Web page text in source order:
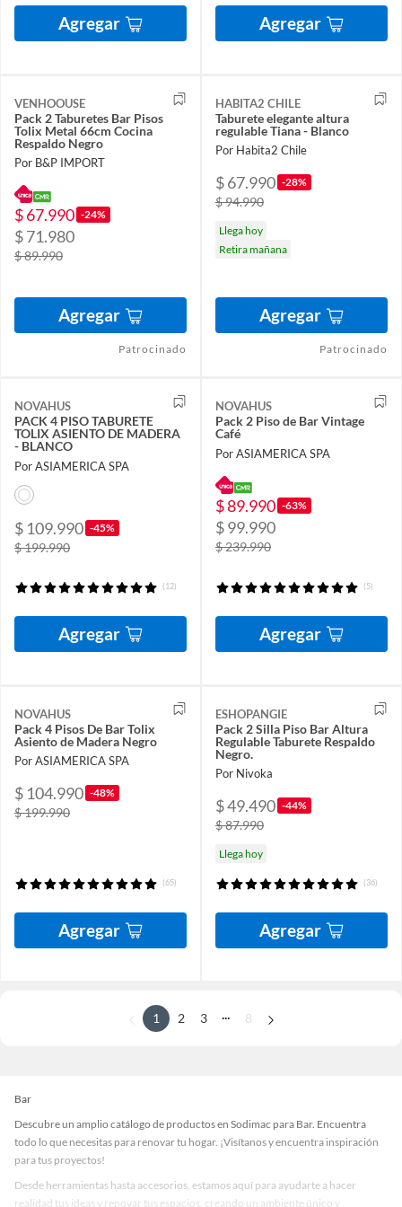
Agregar Agregar
VENHOOUSE
Pack 2 Taburetes Bar Pisos
Tolix Metal 66cm Cocina
Respaldo Negro
Por B&P IMPORT
$ 67.990 -24%
$ 71.980
$ 89.990
Agregar
Patrocinado
HABITA2 CHILE
Taburete elegante altura
regulable Tiana - Blanco
Por Habita2 Chile
$ 67.990 -28%
$ 94.990
Llega hoy
Retira mañana
Agregar
Patrocinado
NOVAHUS
PACK 4 PISO TABURETE
TOLIX ASIENTO DE MADERA
- BLANCO
Por ASIAMERICA SPA
$ 109.990 -45%
$ 199.990
(12)
Agregar
NOVAHUS
Pack 2 Piso de Bar Vintage
Café
Por ASIAMERICA SPA
$ 89.990 -63%
$ 99.990
$ 239.990
(5)
Agregar
NOVAHUS
Pack 4 Pisos De Bar Tolix
Asiento de Madera Negro
Por ASIAMERICA SPA
$ 104.990 -48%
$ 199.990
(65)
Agregar
ESHOPANGIE
Pack 2 Silla Piso Bar Altura
Regulable Taburete Respaldo
Negro.
Por Nivoka
$ 49.490 -44%
$ 87.990
Llega hoy
(36)
Agregar
1 2 3 ... 8
Bar
Descubre un amplio catálogo de productos en Sodimac para Bar. Encuentra
todo lo que necesitas para renovar tu hogar. ¡Visítanos y encuentra inspiración
para tus proyectos!
Desde herramientas hasta accesorios, estamos aquí para ayudarte a hacer
realidad tus ideas y renovar tus espacios, creando un ambiente único y